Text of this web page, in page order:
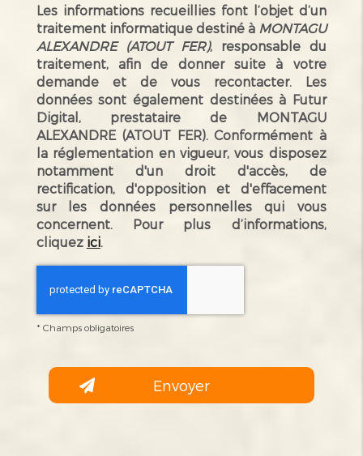
Les informations recueillies font l’objet d’un
traitement informatique destiné àMONTAGU
ALEXANDRE (ATOUT FER), responsable du
traitement, afin de donner suite à votre
demande et de vous recontacter. Les
données sont également destinées à Futur
Digital, prestataire de MONTAGU
ALEXANDRE (ATOUT FER). Conformément à
la réglementation en vigueur, vous disposez
notamment d'un droit d'accès, de
rectification, d'opposition et d'effacement
sur les données personnelles qui vous
concernent. Pour plus d’informations,
cliquez ici.
* Champs obligatoires